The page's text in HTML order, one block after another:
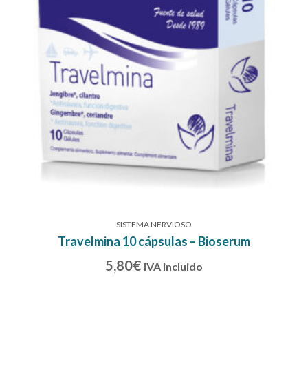
SISTEMA NERVIOSO
Travelmina 10 cápsulas – Bioserum
5,80€ IVA incluido